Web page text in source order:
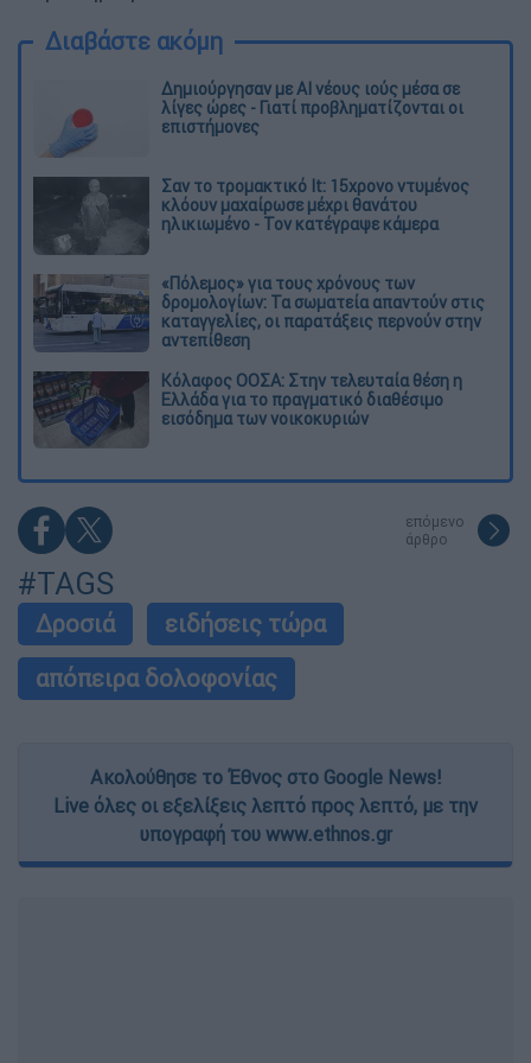
Διαβάστε ακόμη
Δημιούργησαν με AI νέους ιούς μέσα σε
λίγες ώρες - Γιατί προβληματίζονται οι
επιστήμονες
Σαν το τρομακτικό It: 15χρονο ντυμένος
κλόουν μαχαίρωσε μέχρι θανάτου
ηλικιωμένο - Τον κατέγραψε κάμερα
«Πόλεμος» για τους χρόνους των
δρομολογίων: Τα σωματεία απαντούν στις
καταγγελίες, οι παρατάξεις περνούν στην
αντεπίθεση
Κόλαφος ΟΟΣΑ: Στην τελευταία θέση η
Ελλάδα για το πραγματικό διαθέσιμο
εισόδημα των νοικοκυριών
επόμενο
άρθρο
#TAGS
Δροσιά
ειδήσεις τώρα
απόπειρα δολοφονίας
Ακολούθησε το Έθνος στο Google News!
Live όλες οι εξελίξεις λεπτό προς λεπτό, με την
υπογραφή του www.ethnos.gr